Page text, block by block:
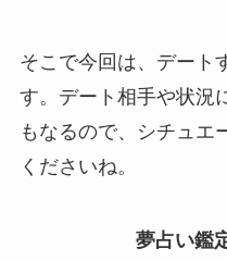
そこで今回は、デート
す。デート相手や状況
もなるので、シチュエ
くださいね。
夢占い鑑